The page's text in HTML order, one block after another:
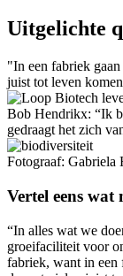
Uitgelichte
In een fabriek
juist tot leven komen
Bob Hendrikx: “Ik
gedraagt het zich
Fotograaf: Gabriela
Vertel eens wat
“In alles wat we
groeifaciliteit voor
fabriek, want in een